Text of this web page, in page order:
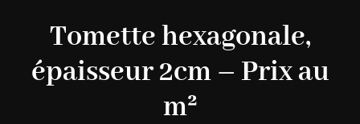
Tomette hexagonale,
épaisseur 2cm – Prix au
m²